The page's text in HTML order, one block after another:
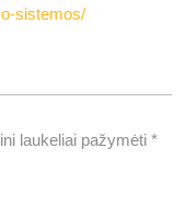
sistemos/
laukeliai pažymėti *